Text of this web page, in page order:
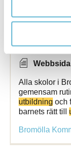
Skolsocialt
6 May
Webbsida
Alla skolor i
gemensam
utbildning och
barnets rätt till
Bromölla